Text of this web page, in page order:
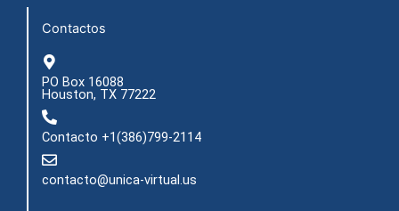
Contactos
PO Box 16088
Houston, TX 77222
Contacto +1(386)799-2114
contacto@unica-virtual.us